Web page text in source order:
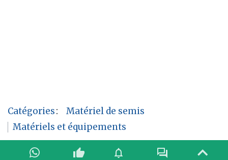
Catégories:
Matériel de semis
Matériels et équipements
thumb_up notifications forum